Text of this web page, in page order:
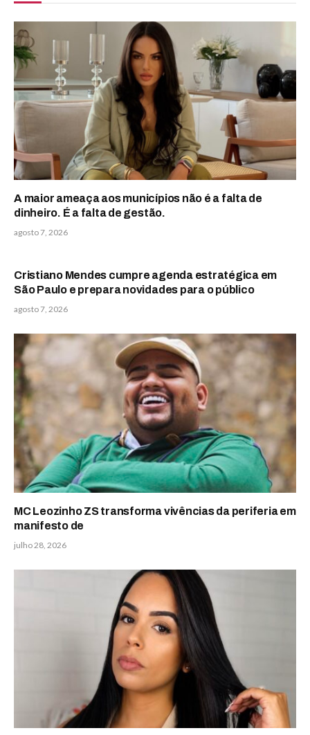
A maior ameaça aos municípios não é a falta de
dinheiro. É a falta de gestão.
agosto 7, 2026
Cristiano Mendes cumpre agenda estratégica em
São Paulo e prepara novidades para o público
agosto 7, 2026
MC Leozinho ZS transforma vivências da periferia em
manifesto de
julho 28, 2026